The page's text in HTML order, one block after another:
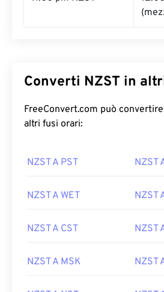
Converti NZST in
FreeConvert.com può
altri fusi orari:
NZST A PST NZST
NZST A WET NZST
NZST A CST NZST
NZST A MSK NZST